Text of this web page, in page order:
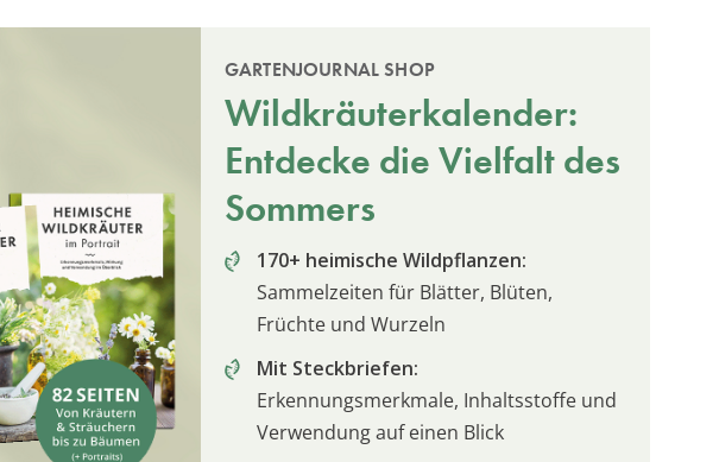
GARTENJOURNAL SHOP
Wildkräuterkalender:
Entdecke die Vielfalt des
Sommers
170+ heimische Wildpflanzen:
Sammelzeiten für Blätter, Blüten,
Früchte und Wurzeln
Mit Steckbriefen:
Erkennungsmerkmale, Inhaltsstoffe und
Verwendung auf einen Blick